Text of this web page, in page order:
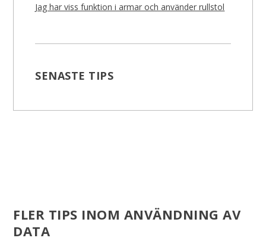
Jag har viss funktion i armar och använder rullstol
SENASTE TIPS
FLER TIPS INOM ANVÄNDNING AV
DATA